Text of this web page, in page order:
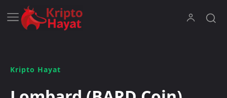
Kripto Hayat